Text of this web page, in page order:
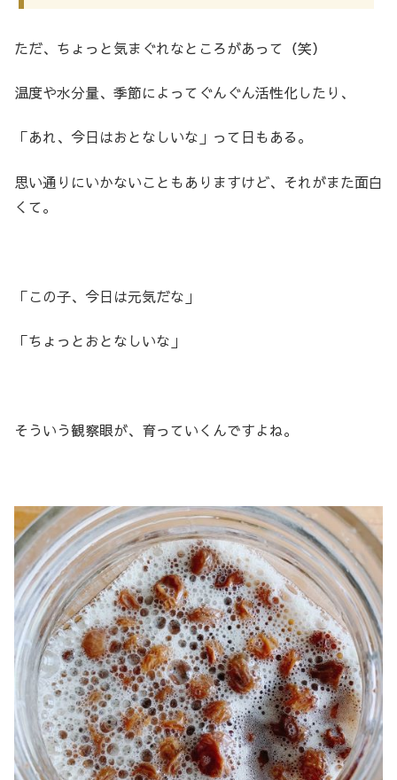
ただ、ちょっと気まぐれなところがあって（笑）
温度や水分量、季節によってぐんぐん活性化したり、
「あれ、今日はおとなしいな」って日もある。
思い通りにいかないこともありますけど、それがまた面白
くて。
「この子、今日は元気だな」
「ちょっとおとなしいな」
そういう観察眼が、育っていくんですよね。